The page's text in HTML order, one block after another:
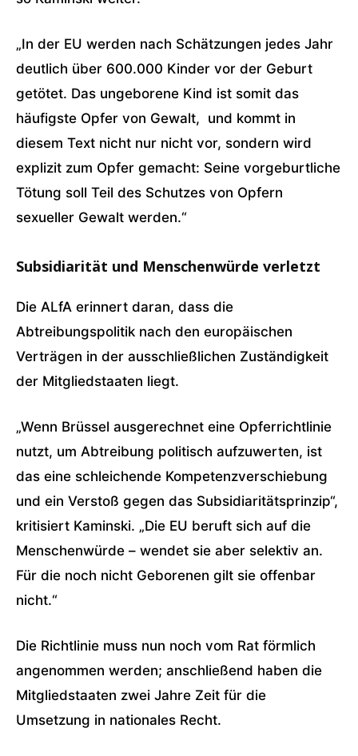
„In der EU werden nach Schätzungen jedes Jahr
deutlich über 600.000 Kinder vor der Geburt
getötet. Das ungeborene Kind ist somit das
häufigste Opfer von Gewalt, und kommt in
diesem Text nicht nur nicht vor, sondern wird
explizit zum Opfer gemacht: Seine vorgeburtliche
Tötung soll Teil des Schutzes von Opfern
sexueller Gewalt werden.“
Subsidiarität und Menschenwürde verletzt
Die ALfA erinnert daran, dass die
Abtreibungspolitik nach den europäischen
Verträgen in der ausschließlichen Zuständigkeit
der Mitgliedstaaten liegt.
„Wenn Brüssel ausgerechnet eine Opferrichtlinie
nutzt, um Abtreibung politisch aufzuwerten, ist
das eine schleichende Kompetenzverschiebung
und ein Verstoß gegen das Subsidiaritätsprinzip“,
kritisiert Kaminski. „Die EU beruft sich auf die
Menschenwürde – wendet sie aber selektiv an.
Für die noch nicht Geborenen gilt sie offenbar
nicht.“
Die Richtlinie muss nun noch vom Rat förmlich
angenommen werden; anschließend haben die
Mitgliedstaaten zwei Jahre Zeit für die
Umsetzung in nationales Recht.